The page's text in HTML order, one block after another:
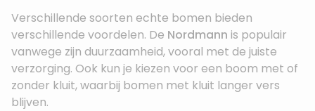
Verschillende soorten echte bomen bieden
verschillende voordelen. De Nordmann is populair
vanwege zijn duurzaamheid, vooral met de juiste
verzorging. Ook kun je kiezen voor een boom met of
zonder kluit, waarbij bomen met kluit langer vers
blijven.